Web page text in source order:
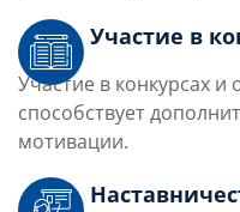
Участие в
Участие в конкурсах и
способствует
мотивации.